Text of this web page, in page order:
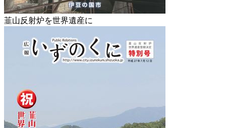
韮山反射炉を世界遺産に